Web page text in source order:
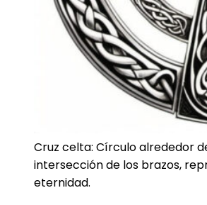
Cruz celta: Círculo alrededor
intersección de los brazos,
eternidad.